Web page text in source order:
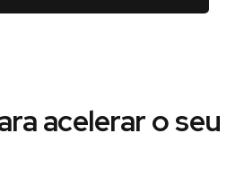
acelerar o seu